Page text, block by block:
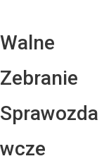
Walne
Zebranie
Sprawozda
wcze